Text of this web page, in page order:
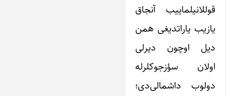
قوللانیلماییب آنجاق
یازیب یاراتدیغی همن
دیل اوچون دیرلی
اولان سؤزجوکلرله
دولوب داشمالی‌دی؛